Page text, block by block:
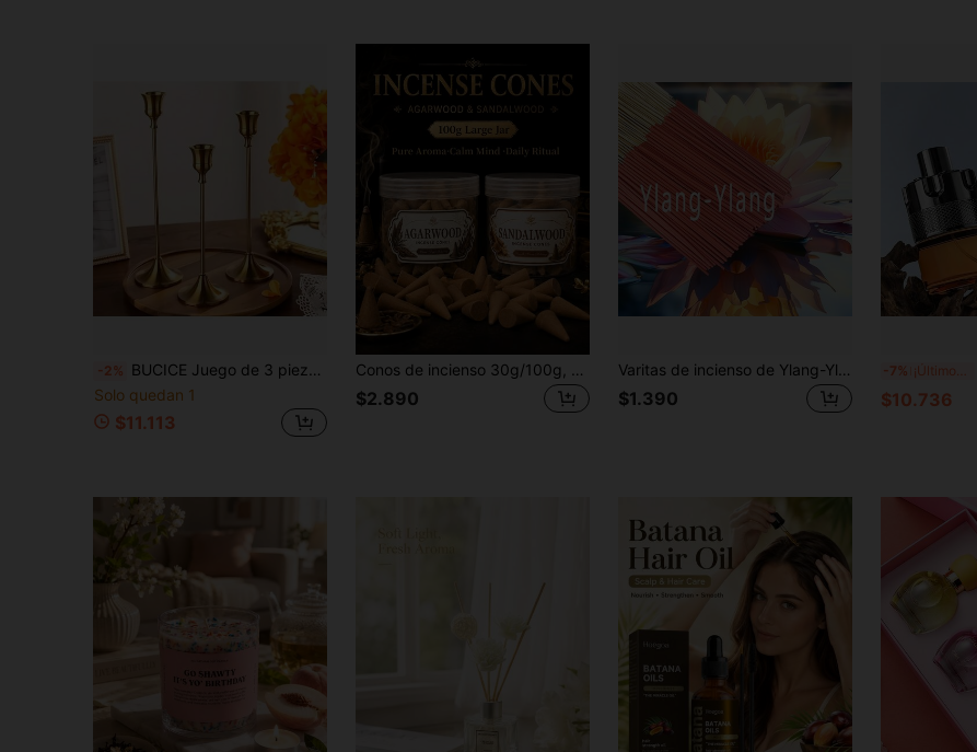
-2% BUCICE Juego de 3 piezas de candelabros vintage en negro, dorado y plateado, decoración del hogar, centro de mesa, decoración para fiestas y bodas
Solo quedan 1
$11.113
Conos de incienso 30g/100g, madera de agar, sándalo, fragancia duradera, materias primas premium, hechos a mano, alivian el estrés, relajan el Body y la mente, purifican el aire, adecuados para regalos, recibir invitados y meditación
$2.890
Varitas de incienso de Ylang-Ylang de 22 cm, tiempo de quemado aproximado de 45 minutos, adecuado para actividades interiores y regalos | Fragancia para dormitorio, estudio, sala de estar | Relaja la mente | Diseño elegante de bambú, ilumina la vida acogedora | Portátil y fácil de usar, disfruta de una vida lenta
$1.390
-7% ¡Últimos 2 días
$10.736